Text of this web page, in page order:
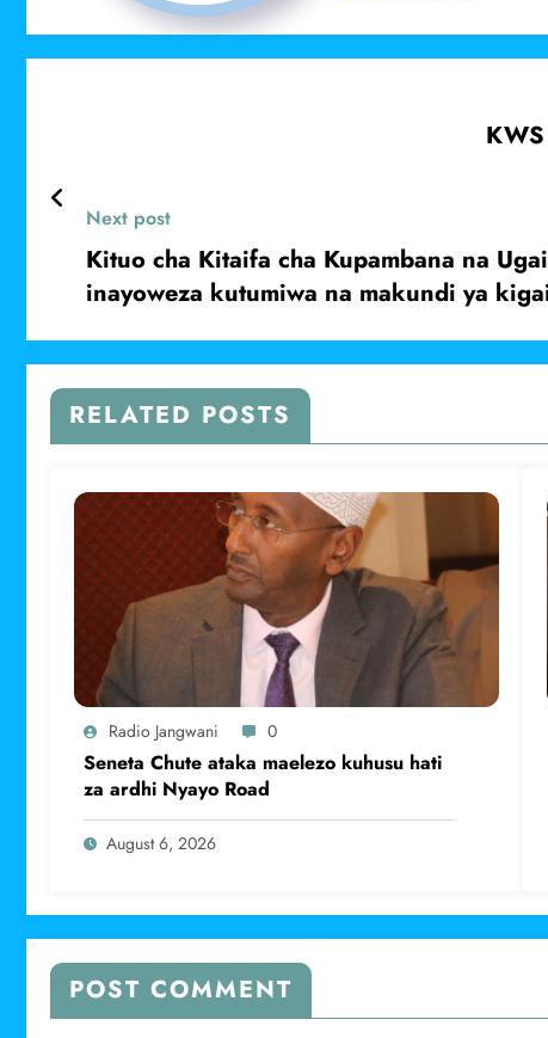
Next post
Kituo cha Kitaifa cha Kupambana na
inayoweza kutumiwa na makundi ya
RELATED POSTS
Radio Jangwani 0
Seneta Chute ataka maelezo kuhusu hati
za ardhi Nyayo Road
August 6, 2026
POST COMMENT